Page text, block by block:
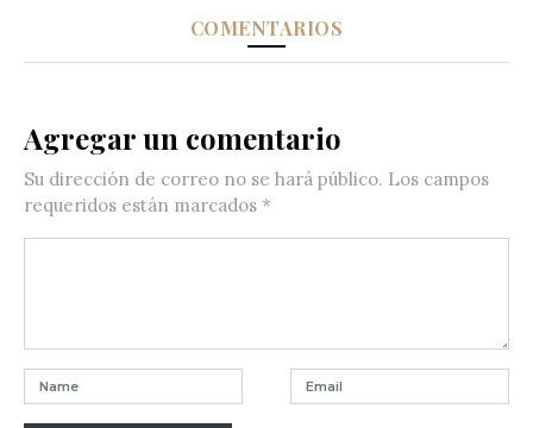
COMENTARIOS
Agregar un comentario
Su dirección de correo no se hará público. Los campos
requeridos están marcados *